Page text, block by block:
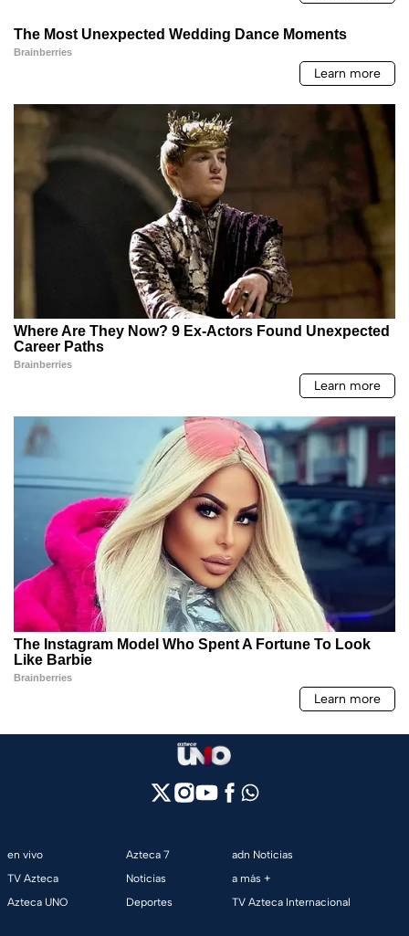
en vivo
TV Azteca
Azteca UNO
Azteca 7
Noticias
Deportes
adn Noticias
a más +
TV Azteca Internacional